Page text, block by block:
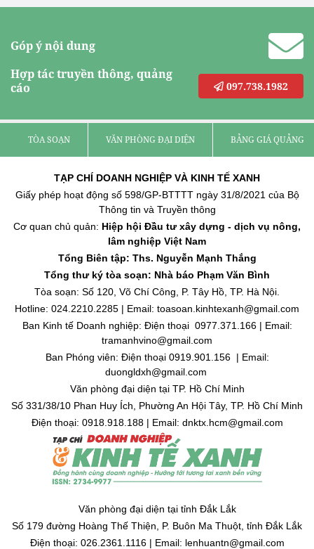
Góp ý nội dung
Hợp tác truyền thông, quảng
cáo
097.738.1982
TÒA SOẠN VĂN PHÒNG ĐẠI DIỆN BẢNG GIÁ QUẢNG
TẠP CHÍ DOANH NGHIỆP VÀ KINH TẾ XANH
Giấy phép hoạt động số 598/GP-BTTTT ngày 31/8/2021 của Bộ
Thông tin và Truyền thông
Cơ quan chủ quản: Hiệp hội Đầu tư xây dựng - dịch vụ nông,
lâm nghiệp Việt Nam
Tổng Biên tập: Ths. Nguyễn Mạnh Thắng
Tổng thư ký tòa soạn: Nhà báo Phạm Văn Bình
Tòa soạn: Số 120, Võ Chí Công, P. Tây Hồ, TP. Hà Nội.
Hotline: 024.2210.2285 | Email: toasoan.kinhtexanh@gmail.com
Ban Kinh tế Doanh nghiệp: Điện thoại 0977.371.166 | Email:
tramanhvino@gmail.com
Ban Phóng viên: Điện thoại 0919.901.156 | Email:
duongldxh@gmail.com
Văn phòng đại diện tại TP. Hồ Chí Minh
Số 331/38/10 Phan Huy Ích, Phường An Hội Tây, TP. Hồ Chí Minh
Điện thoại: 0918.918.188 | Email: dnktx.hcm@gmail.com
Văn phòng đại diện tại tỉnh Đắk Lắk
Số 179 đường Hoàng Thế Thiện, P. Buôn Ma Thuột, tỉnh Đắk Lắk
Điện thoại: 026.2361.1116 | Email: lenhuantn@gmail.com